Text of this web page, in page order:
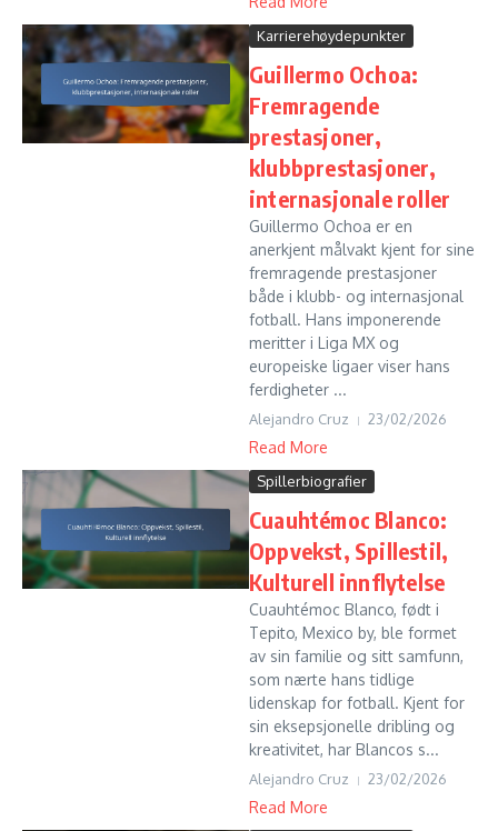
Karrierehøydepunkter
Guillermo Ochoa:
Fremragende
prestasjoner,
klubbprestasjoner,
internasjonale roller
Guillermo Ochoa er en
anerkjent målvakt kjent for sine
fremragende prestasjoner
både i klubb- og internasjonal
fotball. Hans imponerende
meritter i Liga MX og
europeiske ligaer viser hans
ferdigheter ...
Alejandro Cruz 23/02/2026
Read More
Spillerbiografier
Cuauhtémoc Blanco:
Oppvekst, Spillestil,
Kulturell innflytelse
Cuauhtémoc Blanco, født i
Tepito, Mexico by, ble formet
av sin familie og sitt samfunn,
som nærte hans tidlige
lidenskap for fotball. Kjent for
sin eksepsjonelle dribling og
kreativitet, har Blancos s...
Alejandro Cruz 23/02/2026
Read More